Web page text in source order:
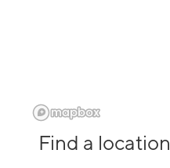
Find a location